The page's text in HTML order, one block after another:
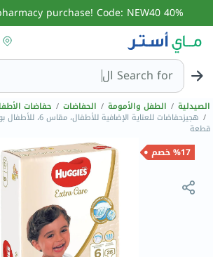
40% off 1st online pharmacy purchase! Code: NEW40
Search for البحث عن مزيل عرق
الصيدلية / الطفل والأمومة / الحفاضات / حفاضات
/
قطعة
%17 خصم